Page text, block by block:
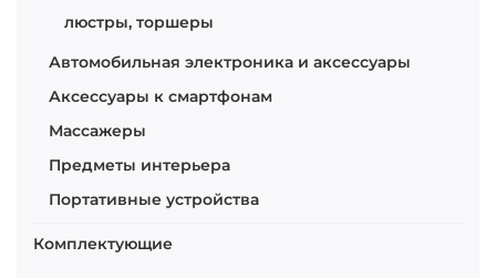
люстры, торшеры
Автомобильная электроника и аксессуары
Аксессуары к смартфонам
Массажеры
Предметы интерьера
Портативные устройства
Комплектующие